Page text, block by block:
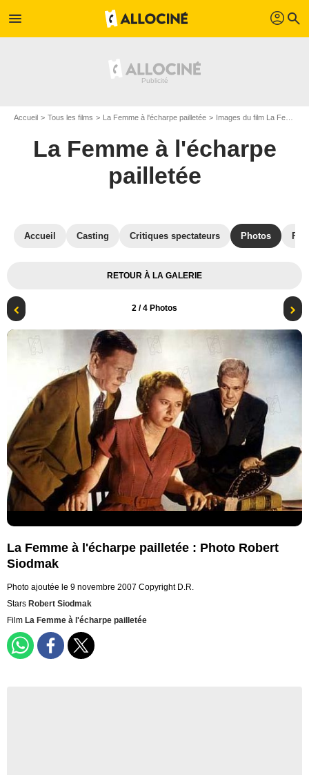
menu profil search
Accueil Tous les films La Femme à l'écharpe pailletée Images du film La Femme à l'écharpe pailletée
La Femme à l'écharpe
pailletée
Accueil Casting Critiques spectateurs Photos
RETOUR À LA GALERIE
2 / 4 Photos
La Femme à l'écharpe pailletée : Photo Robert
Siodmak
Photo ajoutée le 9 novembre 2007 Copyright D.R.
Stars Robert Siodmak
Film La Femme à l'écharpe pailletée